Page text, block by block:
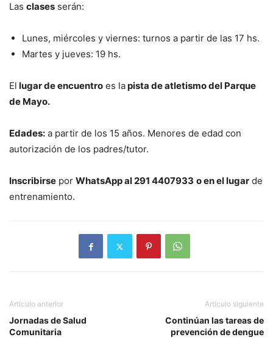
Las clases serán:
Lunes, miércoles y viernes: turnos a partir de las 17 hs.
Martes y jueves: 19 hs.
El lugar de encuentro es lapista de atletismo del Parque
de Mayo.
Edades: a partir de los 15 años. Menores de edad con
autorización de los padres/tutor.
Inscribirse por WhatsApp al 291 4407933 o en el lugar de
entrenamiento.
Artículo anterior
Jornadas de Salud
Comunitaria
Artículo siguiente
Continúan las tareas de
prevención de dengue